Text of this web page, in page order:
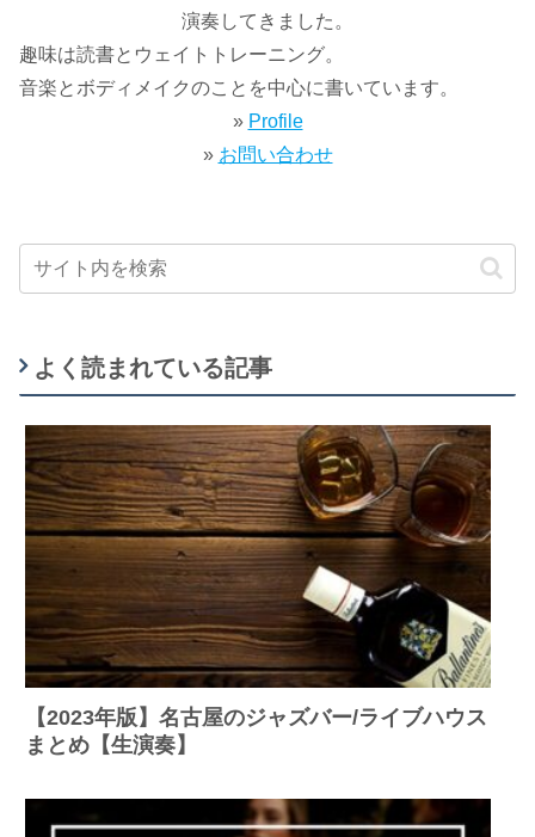
演奏してきました。
趣味は読書とウェイトトレーニング。
音楽とボディメイクのことを中心に書いています。
» Profile
» お問い合わせ
よく読まれている記事
【2023年版】名古屋のジャズバー/ライブハウス
まとめ【生演奏】